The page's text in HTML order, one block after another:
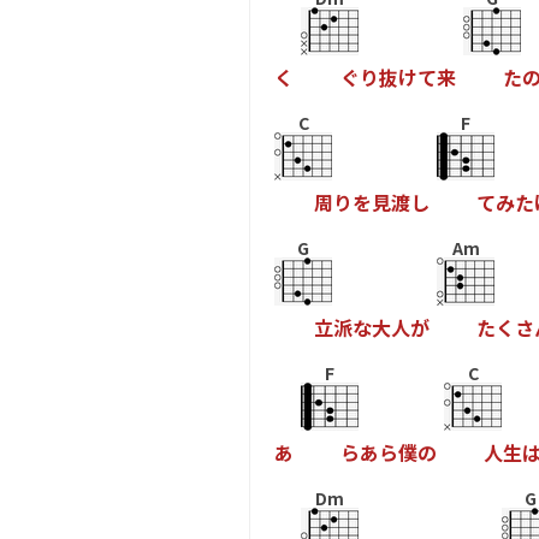
く ぐ り抜けて来 たの
C
周りを見渡し
F
てみた
G
立派な大人が
Am
たく さ
あ
F
らあら僕の
C
人生は
Dm G